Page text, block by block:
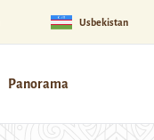
Usbekistan
Panorama